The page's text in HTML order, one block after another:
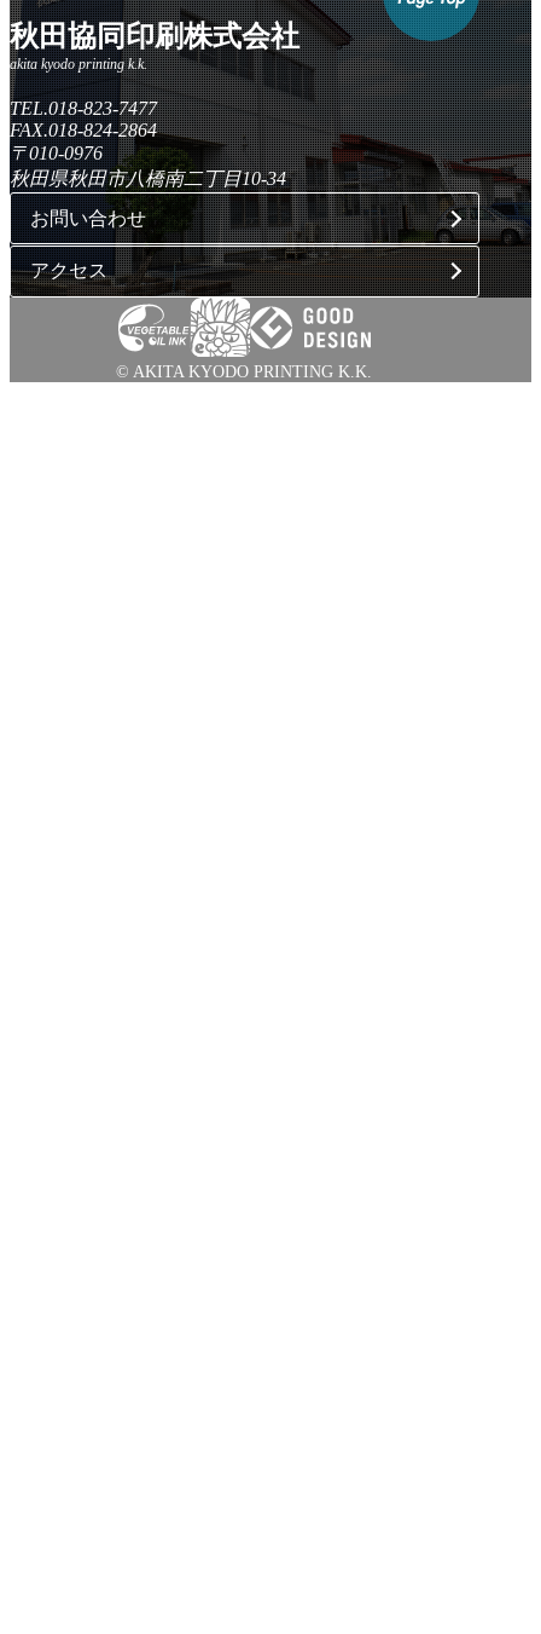
秋田協同印刷株式会社
TEL.018-823-7477
FAX.018-824-2864
〒010-0976
秋田県秋田市八橋南二丁目10-34
お問い合わせ
アクセス
© AKITA KYODO PRINTING K.K.